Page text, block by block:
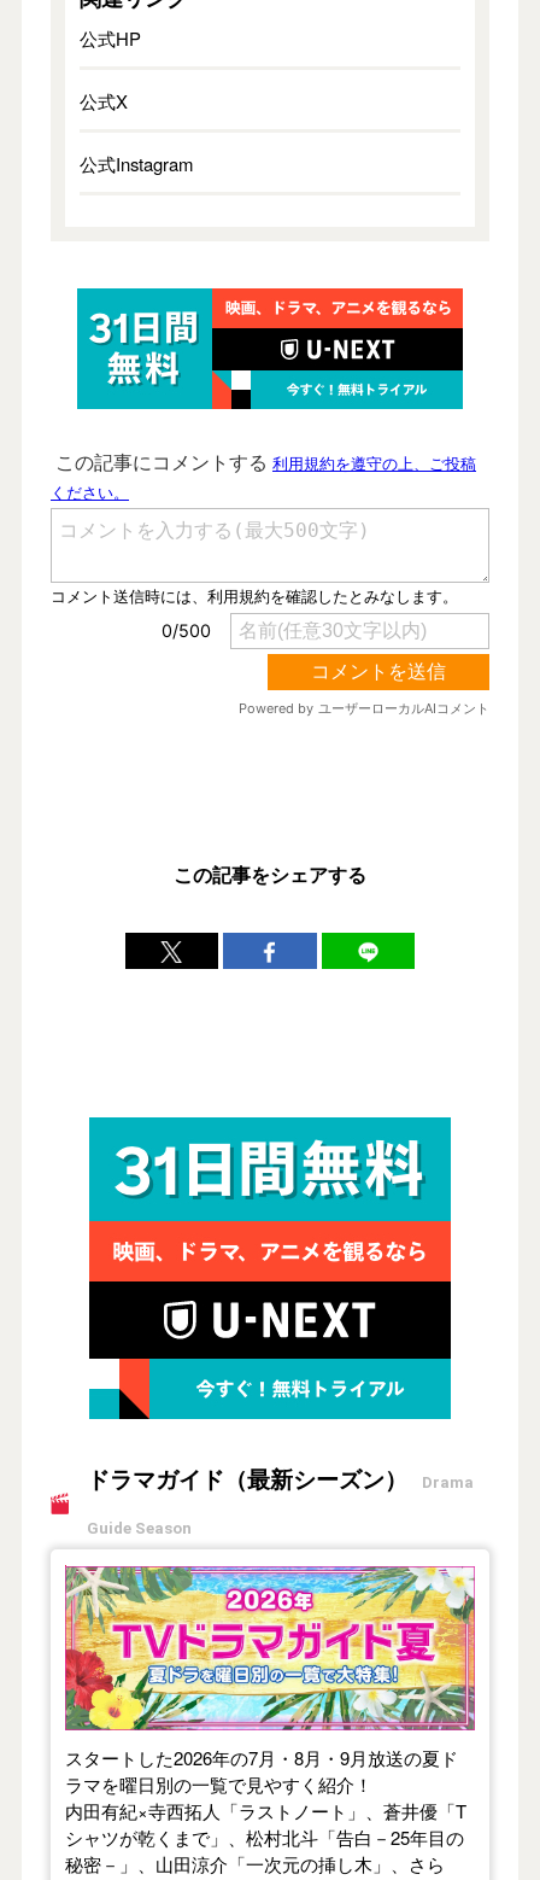
公式HP
公式X
公式Instagram
この記事をシェアする
ドラマガイド（最新シーズン） Drama
Guide Season
【2026年夏】TVドラマガイド
スタートした2026年の7月・8月・9月放送の夏ド
ラマを曜日別の一覧で見やすく紹介！
内田有紀×寺西拓人「ラストノート」、蒼井優「T
シャツが乾くまで」、松村北斗「告白－25年目の
秘密－」、山田涼介「一次元の挿し木」、さら